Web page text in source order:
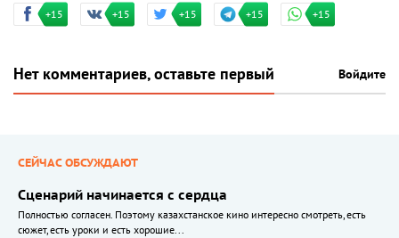
+15 +15 +15 +15 +15
Нет комментариев, оставьте первый Войдите
СЕЙЧАС ОБСУЖДАЮТ
Сценарий начинается с сердца
Полностью согласен. Поэтому казахстанское кино интересно смотреть, есть
сюжет, есть уроки и есть хорошие...